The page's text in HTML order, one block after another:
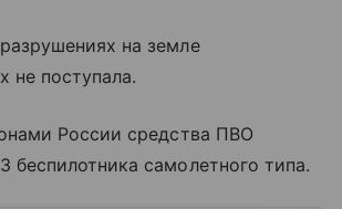
на земле
не поступала.
России средства ПВО
беспилотника самолетного типа.